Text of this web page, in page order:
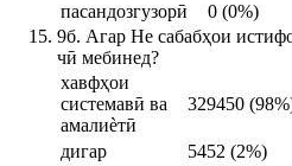
пасандозгузорӣ
0 (0%)
9б. Агар Не сабабҳои
чӣ мебинед?
хавфҳои
системавӣ ва
амалиѐтӣ
329450
дигар
5452 (2%)